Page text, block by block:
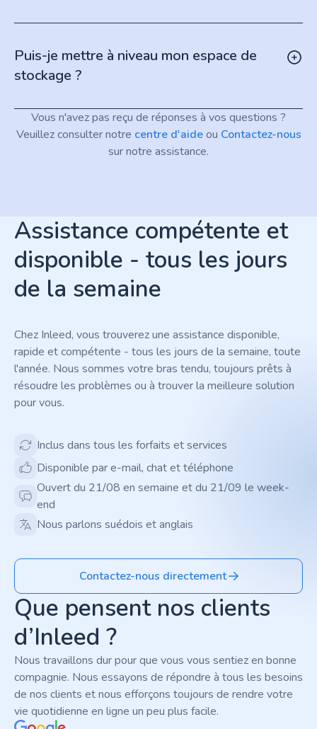
Puis-je mettre à niveau mon espace de
stockage ?
Vous n'avez pas reçu de réponses à vos questions ?
Veuillez consulter notre centre d'aideou Contactez-nous
sur notre assistance.
Assistance compétente et
disponible - tous les jours
de la semaine
Chez Inleed, vous trouverez une assistance disponible,
rapide et compétente - tous les jours de la semaine, toute
l'année. Nous sommes votre bras tendu, toujours prêts à
résoudre les problèmes ou à trouver la meilleure solution
pour vous.
Inclus dans tous les forfaits et services
Disponible par e-mail, chat et téléphone
Ouvert du 21/08 en semaine et du 21/09 le week-
end
Nous parlons suédois et anglais
Contactez-nous directement
Que pensent nos clients
d’Inleed ?
Nous travaillons dur pour que vous vous sentiez en bonne
compagnie. Nous essayons de répondre à tous les besoins
de nos clients et nous efforçons toujours de rendre votre
vie quotidienne en ligne un peu plus facile.